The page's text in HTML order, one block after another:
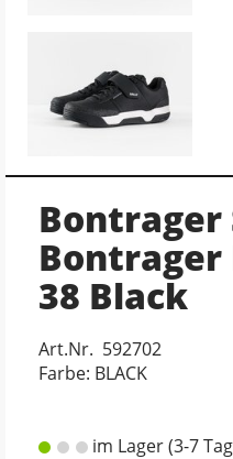
Bontrager
Bontrager
38 Black
Art.Nr. 592702
Farbe: BLACK
im Lager (3-7